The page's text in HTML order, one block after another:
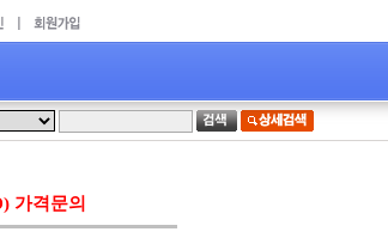
가격문의